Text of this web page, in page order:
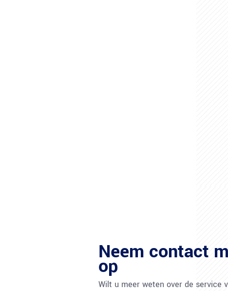
Neem contact
op
Wilt u meer weten over de service